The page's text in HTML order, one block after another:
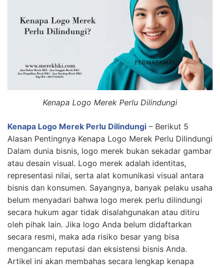
Kenapa Logo Merek Perlu Dilindungi
Kenapa Logo Merek Perlu Dilindungi – Berikut 5
Alasan Pentingnya Kenapa Logo Merek Perlu Dilindungi
Dalam dunia bisnis, logo merek bukan sekadar gambar
atau desain visual. Logo merek adalah identitas,
representasi nilai, serta alat komunikasi visual antara
bisnis dan konsumen. Sayangnya, banyak pelaku usaha
belum menyadari bahwa logo merek perlu dilindungi
secara hukum agar tidak disalahgunakan atau ditiru
oleh pihak lain. Jika logo Anda belum didaftarkan
secara resmi, maka ada risiko besar yang bisa
mengancam reputasi dan eksistensi bisnis Anda.
Artikel ini akan membahas secara lengkap kenapa